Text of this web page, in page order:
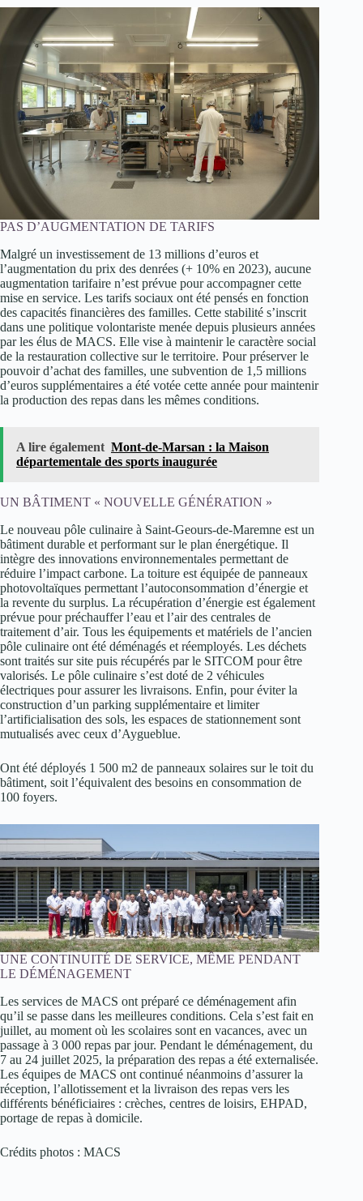
PAS D’AUGMENTATION DE TARIFS
Malgré un investissement de 13 millions d’euros et
l’augmentation du prix des denrées (+ 10% en 2023), aucune
augmentation tarifaire n’est prévue pour accompagner cette
mise en service. Les tarifs sociaux ont été pensés en fonction
des capacités financières des familles. Cette stabilité s’inscrit
dans une politique volontariste menée depuis plusieurs années
par les élus de MACS. Elle vise à maintenir le caractère social
de la restauration collective sur le territoire. Pour préserver le
pouvoir d’achat des familles, une subvention de 1,5 millions
d’euros supplémentaires a été votée cette année pour maintenir
la production des repas dans les mêmes conditions.
A lire également Mont-de-Marsan : la Maison
départementale des sports inaugurée
UN BÂTIMENT « NOUVELLE GÉNÉRATION »
Le nouveau pôle culinaire à Saint-Geours-de-Maremne est un
bâtiment durable et performant sur le plan énergétique. Il
intègre des innovations environnementales permettant de
réduire l’impact carbone. La toiture est équipée de panneaux
photovoltaïques permettant l’autoconsommation d’énergie et
la revente du surplus. La récupération d’énergie est également
prévue pour préchauffer l’eau et l’air des centrales de
traitement d’air. Tous les équipements et matériels de l’ancien
pôle culinaire ont été déménagés et réemployés. Les déchets
sont traités sur site puis récupérés par le SITCOM pour être
valorisés. Le pôle culinaire s’est doté de 2 véhicules
électriques pour assurer les livraisons. Enfin, pour éviter la
construction d’un parking supplémentaire et limiter
l’artificialisation des sols, les espaces de stationnement sont
mutualisés avec ceux d’Aygueblue.
Ont été déployés 1 500 m2 de panneaux solaires sur le toit du
bâtiment, soit l’équivalent des besoins en consommation de
100 foyers.
UNE CONTINUITÉ DE SERVICE, MÊME PENDANT
LE DÉMÉNAGEMENT
Les services de MACS ont préparé ce déménagement afin
qu’il se passe dans les meilleures conditions. Cela s’est fait en
juillet, au moment où les scolaires sont en vacances, avec un
passage à 3 000 repas par jour. Pendant le déménagement, du
7 au 24 juillet 2025, la préparation des repas a été externalisée.
Les équipes de MACS ont continué néanmoins d’assurer la
réception, l’allotissement et la livraison des repas vers les
différents bénéficiaires : crèches, centres de loisirs, EHPAD,
portage de repas à domicile.
Crédits photos : MACS